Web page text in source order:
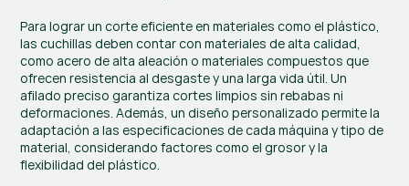
Para lograr un corte eficiente en materiales como el plástico,
las cuchillas deben contar con materiales de alta calidad,
como acero de alta aleación o materiales compuestos que
ofrecen resistencia al desgaste y una larga vida útil. Un
afilado preciso garantiza cortes limpios sin rebabas ni
deformaciones. Además, un diseño personalizado permite la
adaptación a las especificaciones de cada máquina y tipo de
material, considerando factores como el grosor y la
flexibilidad del plástico.